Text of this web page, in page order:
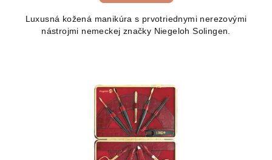
Luxusná kožená manikúra s prvotriednymi nerezovými
nástrojmi nemeckej značky Niegeloh Solingen.